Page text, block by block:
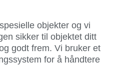
objekter og vi
sikker til objektet ditt
godt frem. Vi bruker et
for å håndtere